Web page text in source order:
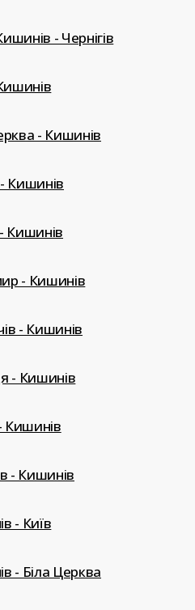
- Чернігів
- Кишинів
Кишинів
Кишинів
- Кишинів
- Кишинів
- Кишинів
Кишинів
- Кишинів
- Київ
- Біла Церква